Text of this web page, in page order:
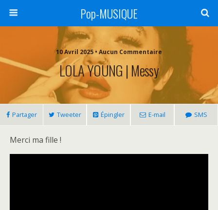
Pop-MUSIQUE
10 Avril 2025 • Aucun Commentaire
LOLA YOUNG | Messy
Partager Tweeter Épingler E-mail SMS
Merci ma fille !